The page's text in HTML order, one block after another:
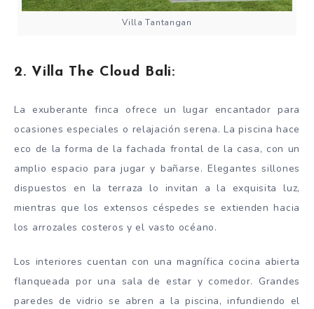
Villa Tantangan
2. Villa The Cloud Bali:
La exuberante finca ofrece un lugar encantador para
ocasiones especiales o relajación serena. La piscina hace
eco de la forma de la fachada frontal de la casa, con un
amplio espacio para jugar y bañarse. Elegantes sillones
dispuestos en la terraza lo invitan a la exquisita luz,
mientras que los extensos céspedes se extienden hacia
los arrozales costeros y el vasto océano.
Los interiores cuentan con una magnífica cocina abierta
flanqueada por una sala de estar y comedor. Grandes
paredes de vidrio se abren a la piscina, infundiendo el